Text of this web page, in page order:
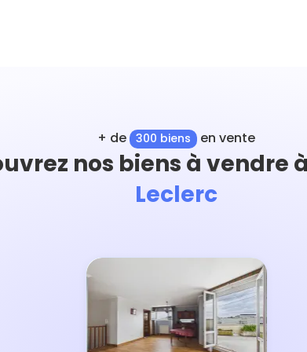
+ de 300 biens en vente
nos biens à vendre à
Leclerc